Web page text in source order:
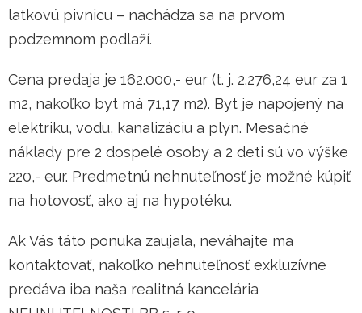
latkovú pivnicu – nachádza sa na prvom
podzemnom podlaží.
Cena predaja je 162.000,- eur (t. j. 2.276,24 eur za 1
m2, nakoľko byt má 71,17 m2). Byt je napojený na
elektriku, vodu, kanalizáciu a plyn. Mesačné
náklady pre 2 dospelé osoby a 2 deti sú vo výške
220,- eur. Predmetnú nehnuteľnosť je možné kúpiť
na hotovosť, ako aj na hypotéku.
Ak Vás táto ponuka zaujala, neváhajte ma
kontaktovať, nakoľko nehnuteľnosť exkluzívne
predáva iba naša realitná kancelária